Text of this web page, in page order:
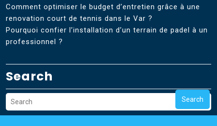
Comment optimiser le budget d’entretien grâce à une
renovation court de tennis dans le Var ?
Pourquoi confier l’installation d’un terrain de padel à un
professionnel ?
Search
Search